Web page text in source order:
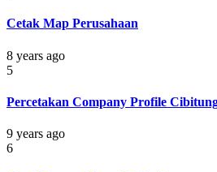
Cetak Map Perusahaan
8 years ago
5
Percetakan Company Profile
9 years ago
6